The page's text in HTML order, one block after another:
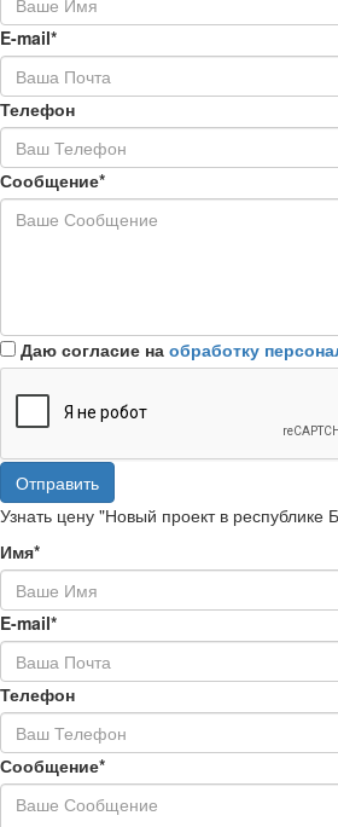
E-mail*
Телефон
Сообщение*
Даю согласие на обработку
Отправить
Узнать цену "Новый проект в республике
Имя*
E-mail*
Телефон
Сообщение*